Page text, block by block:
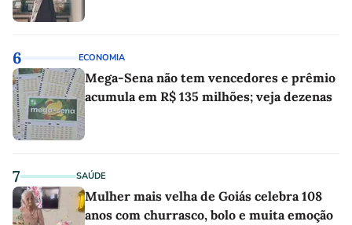
6 ECONOMIA
Mega-Sena não tem vencedores e prêmio
acumula em R$ 135 milhões; veja dezenas
7 SAÚDE
Mulher mais velha de Goiás celebra 108
anos com churrasco, bolo e muita emoção